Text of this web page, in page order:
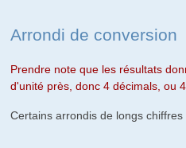
Arrondi de conversion
Prendre note que les résultats
d'unité près, donc 4 décimals, ou
Certains arrondis de longs